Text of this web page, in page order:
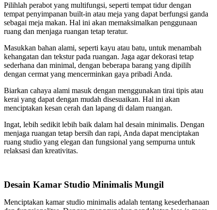
Pilihlah perabot yang multifungsi, seperti tempat tidur dengan
tempat penyimpanan built-in atau meja yang dapat berfungsi ganda
sebagai meja makan. Hal ini akan memaksimalkan penggunaan
ruang dan menjaga ruangan tetap teratur.
Masukkan bahan alami, seperti kayu atau batu, untuk menambah
kehangatan dan tekstur pada ruangan. Jaga agar dekorasi tetap
sederhana dan minimal, dengan beberapa barang yang dipilih
dengan cermat yang mencerminkan gaya pribadi Anda.
Biarkan cahaya alami masuk dengan menggunakan tirai tipis atau
kerai yang dapat dengan mudah disesuaikan. Hal ini akan
menciptakan kesan cerah dan lapang di dalam ruangan.
Ingat, lebih sedikit lebih baik dalam hal desain minimalis. Dengan
menjaga ruangan tetap bersih dan rapi, Anda dapat menciptakan
ruang studio yang elegan dan fungsional yang sempurna untuk
relaksasi dan kreativitas.
Desain Kamar Studio Minimalis Mungil
Menciptakan kamar studio minimalis adalah tentang kesederhanaan